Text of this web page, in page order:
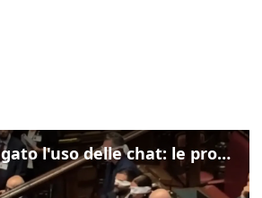
Delmastro, negato l'uso delle chat: le proteste di Avs e M5s